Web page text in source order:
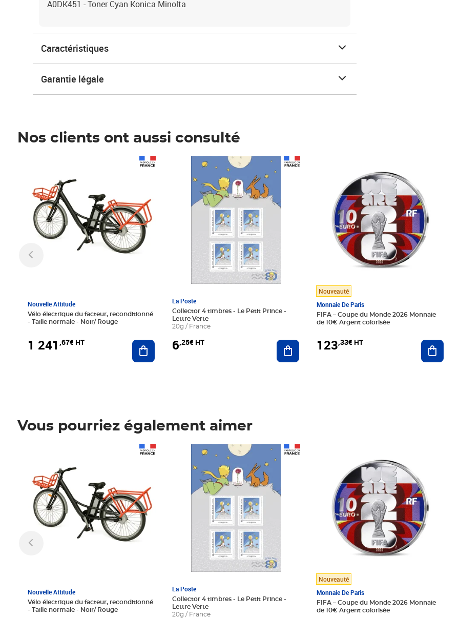
A0DK451 - Toner Cyan Konica Minolta
Caractéristiques
Garantie légale
Nos clients ont aussi consulté
Nouvelle Attitude
Vélo électrique du facteur, reconditionné
- Taille normale - Noir/ Rouge
1 241 ,67€ HT Ajouter au panier
La Poste
Collector 4 timbres - Le Petit Prince -
Lettre Verte
20g / France
6,25€ HT
Prix 6,25€ HT
Ajouter au panier
Nouveauté
Monnaie De Paris
FIFA – Coupe du Monde 2026 Monnaie
de 10€ Argent colorisée
123,33€ HT
Vous pourriez également aimer
Nouvelle Attitude
Vélo électrique du facteur, reconditionné
- Taille normale - Noir/ Rouge
La Poste
Collector 4 timbres - Le Petit Prince -
Lettre Verte
20g / France
Prix 6,25€ HT
Nouveauté
Monnaie De Paris
FIFA – Coupe du Monde 2026 Monnaie
de 10€ Argent colorisée